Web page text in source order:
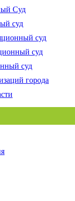
Суд
суд
суд
суд
суд
города